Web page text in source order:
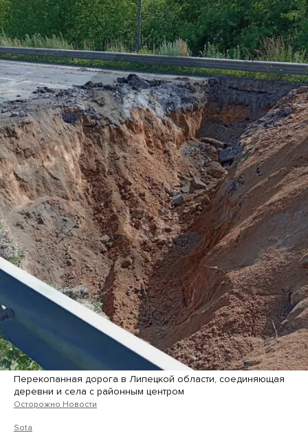
Перекопанная дорога в Липецкой области, соединяющая
деревни и села с районным центром
Осторожно Новости
Sota